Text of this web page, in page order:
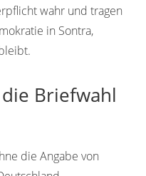
wahr und tragen
in Sontra,
Briefwahl
die Angabe von